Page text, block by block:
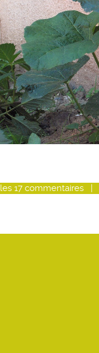
les 17 commentaires |